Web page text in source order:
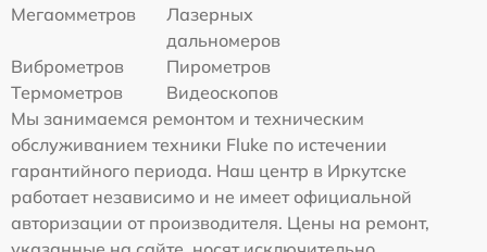
Мегаомметров
Лазерных
дальномеров
Виброметров
Пирометров
Термометров
Видеоскопов
Мы занимаемся ремонтом и техническим
обслуживанием техники Fluke по истечении
гарантийного периода. Наш центр в Иркутске
работает независимо и не имеет официальной
авторизации от производителя. Цены на ремонт,